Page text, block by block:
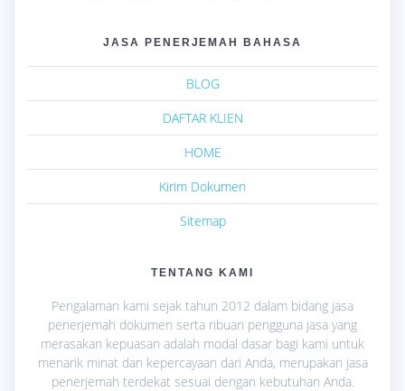
JASA PENERJEMAH BAHASA
BLOG
DAFTAR KLIEN
HOME
Kirim Dokumen
Sitemap
TENTANG KAMI
Pengalaman kami sejak tahun 2012 dalam bidang jasa
penerjemah dokumen serta ribuan pengguna jasa yang
merasakan kepuasan adalah modal dasar bagi kami untuk
menarik minat dan kepercayaan dari Anda, merupakan jasa
penerjemah terdekat sesuai dengan kebutuhan Anda.